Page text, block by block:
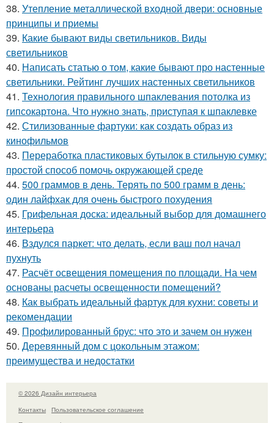
38. Утепление металлической входной двери: основные
принципы и приемы
39. Какие бывают виды светильников. Виды
светильников
40. Написать статью о том, какие бывают про настенные
светильники. Рейтинг лучших настенных светильников
41. Технология правильного шпаклевания потолка из
гипсокартона. Что нужно знать, приступая к шпаклевке
42. Стилизованные фартуки: как создать образ из
кинофильмов
43. Переработка пластиковых бутылок в стильную сумку:
простой способ помочь окружающей среде
44. 500 граммов в день. Терять по 500 грамм в день:
один лайфхак для очень быстрого похудения
45. Грифельная доска: идеальный выбор для домашнего
интерьера
46. Вздулся паркет: что делать, если ваш пол начал
пухнуть
47. Расчёт освещения помещения по площади. На чем
основаны расчеты освещенности помещений?
48. Как выбрать идеальный фартук для кухни: советы и
рекомендации
49. Профилированный брус: что это и зачем он нужен
50. Деревянный дом с цокольным этажом:
преимущества и недостатки
© 2026 Дизайн интерьера
Контакты
Пользовательское соглашение